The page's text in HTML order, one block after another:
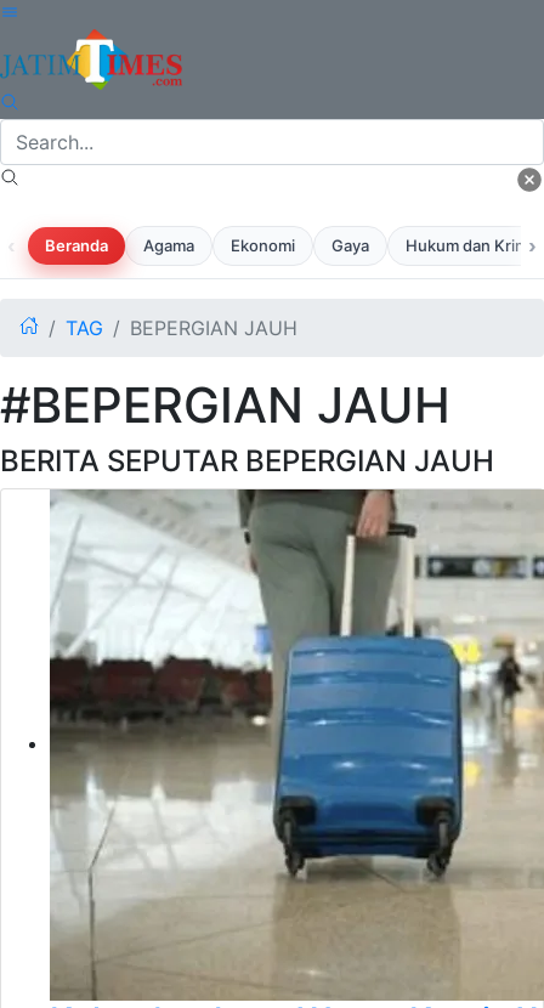
‹ Beranda Agama Ekonomi Gaya Hukum dan ›
TAG BEPERGIAN JAUH
#BEPERGIAN JAUH
BERITA SEPUTAR BEPERGIAN JAUH